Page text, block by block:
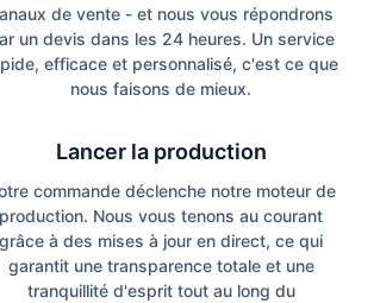
de vente - et nous vous répondrons
un devis dans les 24 heures. Un service
efficace et personnalisé, c'est ce que
nous faisons de mieux.
Lancer la production
commande déclenche notre moteur de
production. Nous vous tenons au courant
grâce à des mises à jour en direct, ce qui
garantit une transparence totale et une
tranquillité d'esprit tout au long du